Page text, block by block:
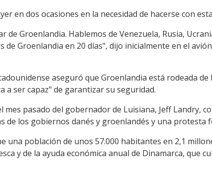
en dos ocasiones en la necesidad de hacerse con
de Groenlandia. Hablemos de Venezuela, Rusia,
de Groenlandia en 20 días", dijo inicialmente en el
aseguró que Groenlandia está rodeada
a ser capaz" de garantizar su seguridad.
mes pasado del gobernador de Luisiana, Jeff Landry,
de los gobiernos danés y groenlandés y una protesta
una población de unos 57.000 habitantes en 2,1
y de la ayuda económica anual de Dinamarca, que